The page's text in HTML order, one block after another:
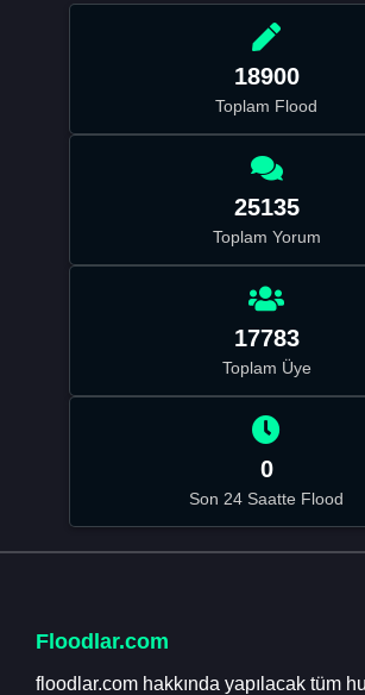
18900
Toplam Flood
25135
Toplam Yorum
17783
Toplam Üye
0
Son 24 Saatte Flood
Floodlar.com
floodlar.com hakkında yapılacak tüm